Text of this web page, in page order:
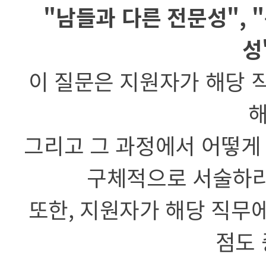
"남들과 다른 전문성",
이 질문은 지원자가 해당
그리고 그 과정에서 어떻
구체적으로 서술하
또한, 지원자가 해당 직무
점도